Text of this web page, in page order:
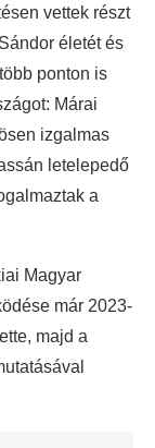
vettek részt
életét és
ponton is
Márai
izgalmas
letelepedő
a
Magyar
már 2023-
majd a